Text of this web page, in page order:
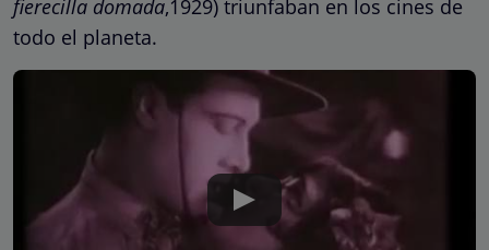
fierecilla domada,1929) triunfaban en los cines de
todo el planeta.